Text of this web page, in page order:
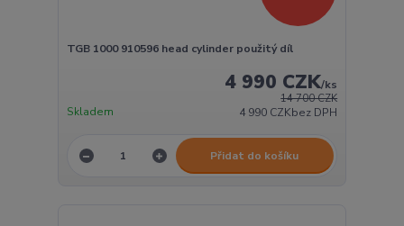
TGB 1000 910596 head cylinder použitý díl
14 700 CZK
4 990 CZK/ks
4 990 CZKbez DPH
Skladem
Přidat do košíku